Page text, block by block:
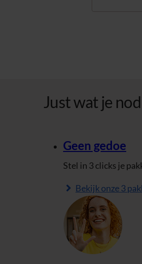
Just wat je
Geen gedoe
Stel in 3 clicks je
Bekijk onze 3